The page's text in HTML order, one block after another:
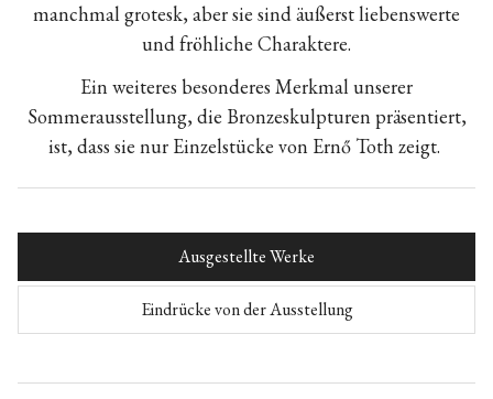
manchmal grotesk, aber sie sind äußerst liebenswerte
und fröhliche Charaktere.
Ein weiteres besonderes Merkmal unserer
Sommerausstellung, die Bronzeskulpturen präsentiert,
ist, dass sie nur Einzelstücke von Ernő Toth zeigt.
Ausgestellte Werke
Eindrücke von der Ausstellung